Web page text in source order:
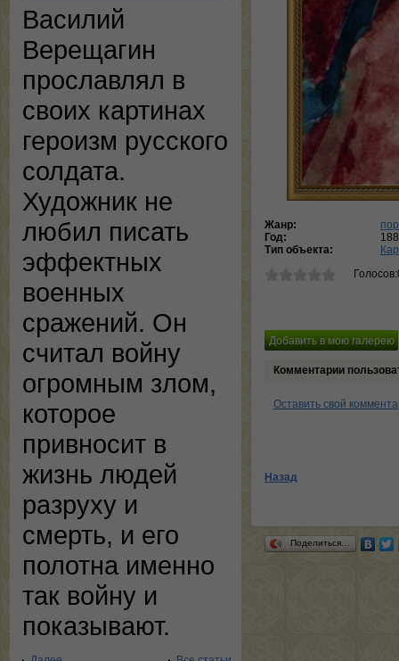
Василий
Верещагин
прославлял в
своих картинах
героизм русского
солдата.
Художник не
любил писать
эффектных
военных
сражений. Он
считал войну
огромным злом,
которое
привносит в
жизнь людей
разруху и
смерть, и его
полотна именно
так войну и
показывают.
Жанр:
Год:
Тип объекта:
Комментарии
Оставить свой
Назад
Поделиться…